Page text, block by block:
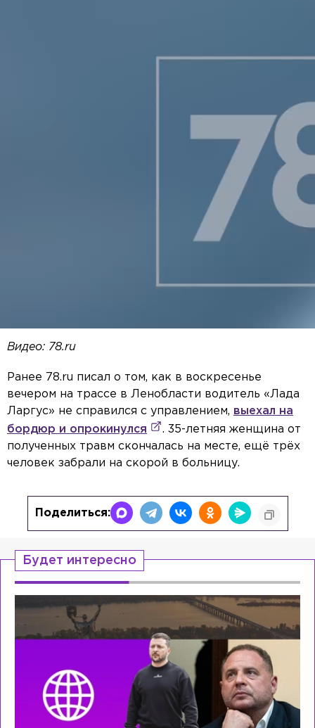
Видео: 78.ru
Ранее 78.ru писал о том, как в воскресенье
вечером на трассе в Ленобласти водитель «Лада
Ларгус» не справился с управлением, выехал на
бордюр и опрокинулся
. 35-летняя женщина от
полученных травм скончалась на месте, ещё трёх
человек забрали на скорой в больницу.
Поделиться:
Будет интересно